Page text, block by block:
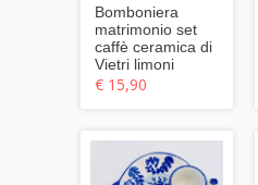
Bomboniera
matrimonio set
caffè ceramica di
Vietri limoni
€ 15,90